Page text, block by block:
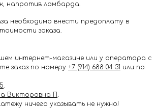
напротив ломбарда.
необходимо внести предоплату в
заказа.
интернет-магазине или у оператора с
заказ по номеру +7 (914) 688 04 31 или по
.
Викторовна П .
ничего указывать не нужно!